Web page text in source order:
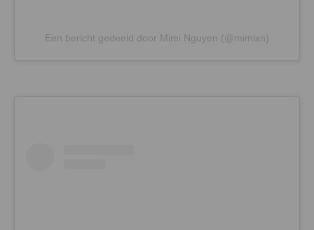
Een bericht gedeeld door Mimi Nguyen (@mimixn)